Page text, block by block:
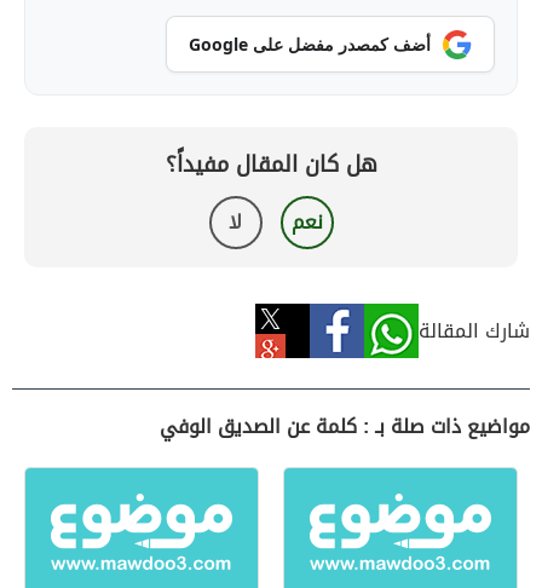
أضف كمصدر مفضل على Google
هل كان المقال مفيداً؟
نعم لا
شارك المقالة
مواضيع ذات صلة بـ : كلمة عن الصديق الوفي